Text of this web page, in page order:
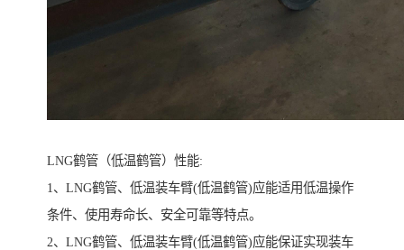
LNG鹤管（低温鹤管）性能:
1、LNG鹤管、低温装车臂(低温鹤管)应能适用低温操作
条件、使用寿命长、安全可靠等特点。
2、LNG鹤管、低温装车臂(低温鹤管)应能保证实现装车